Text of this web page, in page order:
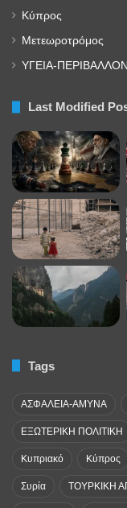
Κύπρος
Μετεωροτρόμος
ΥΓΕΙΑ-ΠΕΡΙΒΑΛΛΟΝ
Last Modified
Tags
ΑΣΦΑΛΕΙΑ-ΑΜΥΝΑ
ΕΞΩΤΕΡΙΚΗ ΠΟΛΙΤΙΚΗ
Κυπριακό Κύπρος
Συρία ΤΟΥΡΚΙΚΗ